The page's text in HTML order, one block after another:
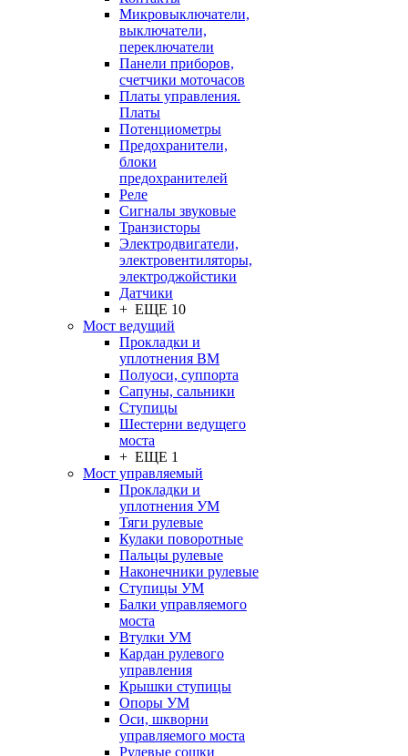
Микровыключатели,
выключатели,
переключатели
Панели приборов,
счетчики моточасов
Платы управления.
Платы
Потенциометры
Предохранители,
блоки
предохранителей
Реле
Сигналы звуковые
Транзисторы
Электродвигатели,
электровентиляторы,
электроджойстики
Датчики
+ ЕЩЕ 10
Мост ведущий
Прокладки и
уплотнения ВМ
Полуоси, суппорта
Сапуны, сальники
Ступицы
Шестерни ведущего
моста
+ ЕЩЕ 1
Мост управляемый
Прокладки и
уплотнения УМ
Тяги рулевые
Кулаки поворотные
Пальцы рулевые
Наконечники рулевые
Ступицы УМ
Балки управляемого
моста
Втулки УМ
Кардан рулевого
управления
Крышки ступицы
Опоры УМ
Оси, шкворни
управляемого моста
Рулевые сошки